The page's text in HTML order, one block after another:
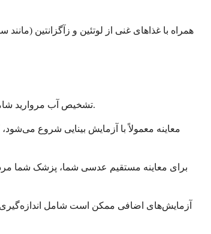
تشخیص آب مروارید شامل معاینه جامع چشم است که کاملاً بدون درد است. پزشک چشم شما از چندین آزمایش برای ارزیابی بینایی شما و معاینه عدسی چشم شما استفاده می‌کند.
معاینه معمولاً با آزمایش بینایی شروع
برای معاینه مستقیم عدسی شما، پزشک شما
آزمایش‌های اضافی ممکن است شامل